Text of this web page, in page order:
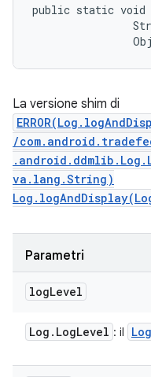
public static void
La versione shim di
/
va.lang.String)
Parametri
logLevel
Log . LogLevel : il Log